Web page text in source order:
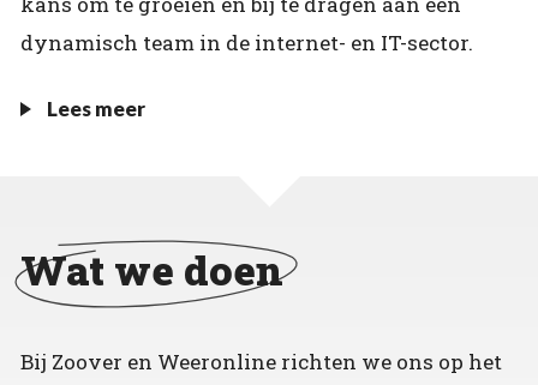
dynamisch team in de internet- en IT-sector.
Lees meer
Wat we doen
Bij Zoover en Weeronline richten we ons op het